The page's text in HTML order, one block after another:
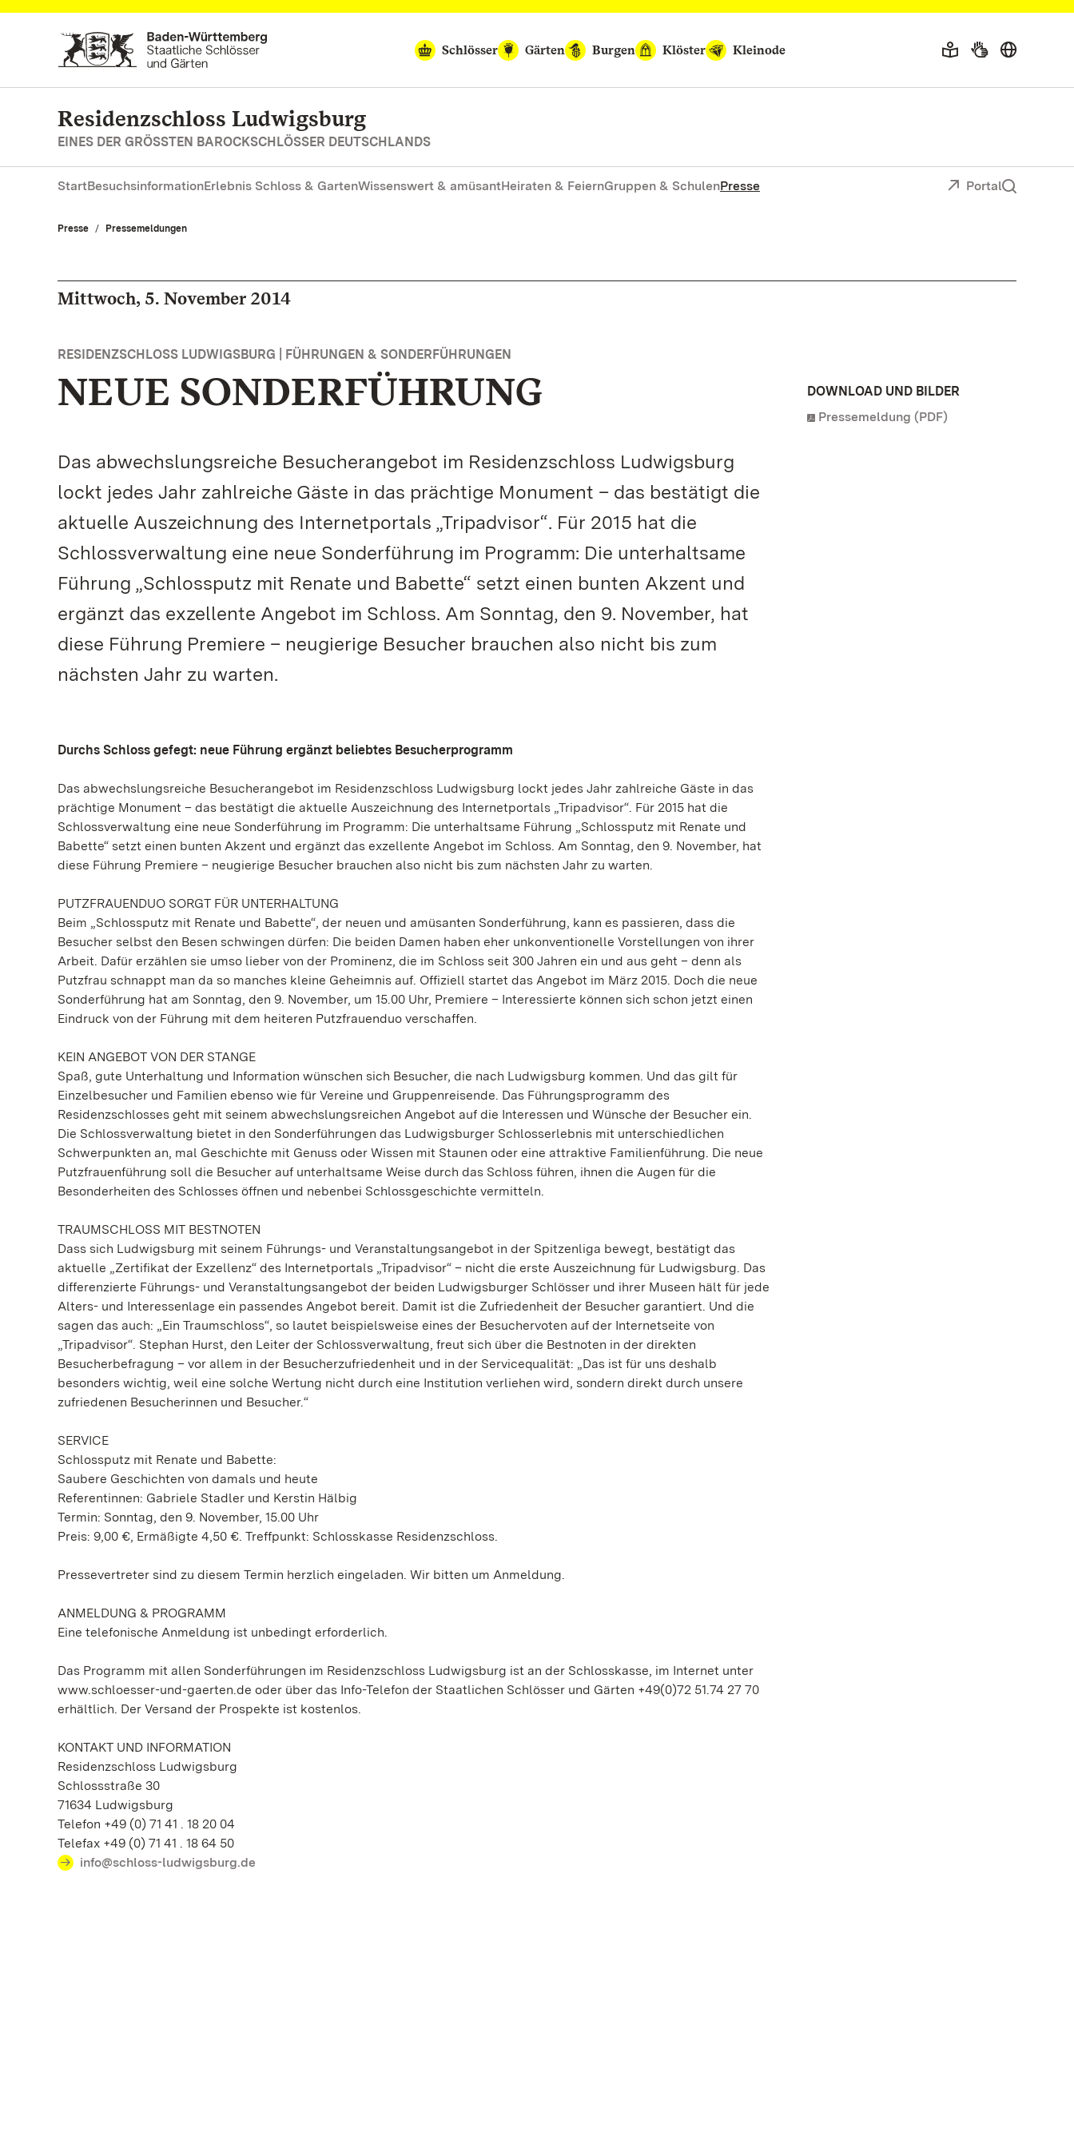
Zum Hauptinhalt springen
Schlösser
Gärten Burgen Klöster Kleinode
Residenzschloss Ludwigsburg
EINES DER GRÖSSTEN BAROCKSCHLÖSSER DEUTSCHLANDS
StartBesuchsinformationErlebnis Schloss & GartenWissenswert & amüsantHeiraten & FeiernGruppen & SchulenPresse Portal
Presse Pressemeldungen
Mittwoch, 5. November 2014
RESIDENZSCHLOSS LUDWIGSBURG | FÜHRUNGEN & SONDERFÜHRUNGEN
NEUE SONDERFÜHRUNG
Das abwechslungsreiche Besucherangebot im Residenzschloss Ludwigsburg
lockt jedes Jahr zahlreiche Gäste in das prächtige Monument – das bestätigt die
aktuelle Auszeichnung des Internetportals „Tripadvisor“. Für 2015 hat die
Schlossverwaltung eine neue Sonderführung im Programm: Die unterhaltsame
Führung „Schlossputz mit Renate und Babette“ setzt einen bunten Akzent und
ergänzt das exzellente Angebot im Schloss. Am Sonntag, den 9. November, hat
diese Führung Premiere – neugierige Besucher brauchen also nicht bis zum
nächsten Jahr zu warten.
Durchs Schloss gefegt: neue Führung ergänzt beliebtes Besucherprogramm
Das abwechslungsreiche Besucherangebot im Residenzschloss Ludwigsburg lockt jedes Jahr zahlreiche Gäste in das
prächtige Monument – das bestätigt die aktuelle Auszeichnung des Internetportals „Tripadvisor“. Für 2015 hat die
Schlossverwaltung eine neue Sonderführung im Programm: Die unterhaltsame Führung „Schlossputz mit Renate und
Babette“ setzt einen bunten Akzent und ergänzt das exzellente Angebot im Schloss. Am Sonntag, den 9. November, hat
diese Führung Premiere – neugierige Besucher brauchen also nicht bis zum nächsten Jahr zu warten.
PUTZFRAUENDUO SORGT FÜR UNTERHALTUNG
Beim „Schlossputz mit Renate und Babette“, der neuen und amüsanten Sonderführung, kann es passieren, dass die
Besucher selbst den Besen schwingen dürfen: Die beiden Damen haben eher unkonventionelle Vorstellungen von ihrer
Arbeit. Dafür erzählen sie umso lieber von der Prominenz, die im Schloss seit 300 Jahren ein und aus geht – denn als
Putzfrau schnappt man da so manches kleine Geheimnis auf. Offiziell startet das Angebot im März 2015. Doch die neue
Sonderführung hat am Sonntag, den 9. November, um 15.00 Uhr, Premiere – Interessierte können sich schon jetzt einen
Eindruck von der Führung mit dem heiteren Putzfrauenduo verschaffen.
KEIN ANGEBOT VON DER STANGE
Spaß, gute Unterhaltung und Information wünschen sich Besucher, die nach Ludwigsburg kommen. Und das gilt für
Einzelbesucher und Familien ebenso wie für Vereine und Gruppenreisende. Das Führungsprogramm des
Residenzschlosses geht mit seinem abwechslungsreichen Angebot auf die Interessen und Wünsche der Besucher ein.
Die Schlossverwaltung bietet in den Sonderführungen das Ludwigsburger Schlosserlebnis mit unterschiedlichen
Schwerpunkten an, mal Geschichte mit Genuss oder Wissen mit Staunen oder eine attraktive Familienführung. Die neue
Putzfrauenführung soll die Besucher auf unterhaltsame Weise durch das Schloss führen, ihnen die Augen für die
Besonderheiten des Schlosses öffnen und nebenbei Schlossgeschichte vermitteln.
TRAUMSCHLOSS MIT BESTNOTEN
Dass sich Ludwigsburg mit seinem Führungs- und Veranstaltungsangebot in der Spitzenliga bewegt, bestätigt das
aktuelle „Zertifikat der Exzellenz“ des Internetportals „Tripadvisor“ – nicht die erste Auszeichnung für Ludwigsburg. Das
differenzierte Führungs- und Veranstaltungsangebot der beiden Ludwigsburger Schlösser und ihrer Museen hält für jede
Alters- und Interessenlage ein passendes Angebot bereit. Damit ist die Zufriedenheit der Besucher garantiert. Und die
sagen das auch: „Ein Traumschloss“, so lautet beispielsweise eines der Besuchervoten auf der Internetseite von
„Tripadvisor“. Stephan Hurst, den Leiter der Schlossverwaltung, freut sich über die Bestnoten in der direkten
Besucherbefragung – vor allem in der Besucherzufriedenheit und in der Servicequalität: „Das ist für uns deshalb
besonders wichtig, weil eine solche Wertung nicht durch eine Institution verliehen wird, sondern direkt durch unsere
zufriedenen Besucherinnen und Besucher.“
SERVICE
Schlossputz mit Renate und Babette:
Saubere Geschichten von damals und heute
Referentinnen: Gabriele Stadler und Kerstin Hälbig
Termin: Sonntag, den 9. November, 15.00 Uhr
Preis: 9,00 €, Ermäßigte 4,50 €. Treffpunkt: Schlosskasse Residenzschloss.
Pressevertreter sind zu diesem Termin herzlich eingeladen. Wir bitten um Anmeldung.
ANMELDUNG & PROGRAMM
Eine telefonische Anmeldung ist unbedingt erforderlich.
Das Programm mit allen Sonderführungen im Residenzschloss Ludwigsburg ist an der Schlosskasse, im Internet unter
www.schloesser-und-gaerten.de oder über das Info-Telefon der Staatlichen Schlösser und Gärten +49(0)72 51.74 27 70
erhältlich. Der Versand der Prospekte ist kostenlos.
KONTAKT UND INFORMATION
Residenzschloss Ludwigsburg
Schlossstraße 30
71634 Ludwigsburg
Telefon +49 (0) 71 41 . 18 20 04
Telefax +49 (0) 71 41 . 18 64 50
info@schloss-ludwigsburg.de
DOWNLOAD UND BILDER
Pressemeldung (PDF)